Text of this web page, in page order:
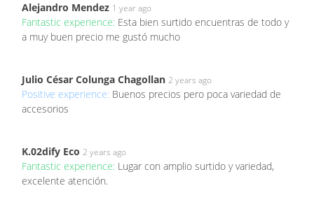
Alejandro Mendez 1 year ago
Fantastic experience: Esta bien surtido encuentras de todo y
a muy buen precio me gustó mucho
Julio César Colunga Chagollan 2 years ago
Positive experience: Buenos precios pero poca variedad de
accesorios
K.02dify Eco 2 years ago
Fantastic experience: Lugar con amplio surtido y variedad,
excelente atención.